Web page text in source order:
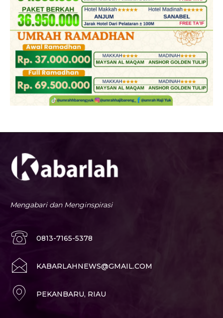
Mengabari dan Menginspirasi
0813-7165-5378
KABARLAHNEWS@GMAIL.COM
PEKANBARU, RIAU